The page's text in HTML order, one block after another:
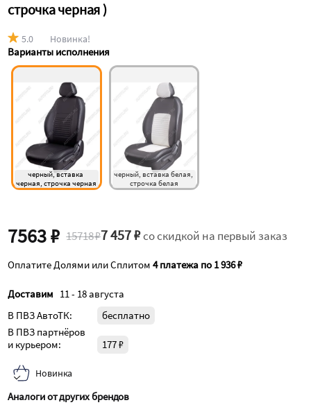
строчка черная )
5.0 Новинка!
Варианты исполнения
черный, вставка
черный, вставка белая,
строчка белая
7563 ₽ 15718 ₽7 457 ₽со скидкой на первый заказ
Оплатите Долями или Сплитом4 платежа по 1 936 ₽
Доставим 11 - 18 августа
В ПВЗ АвтоТК:
бесплатно
В ПВЗ партнёров
и курьером:
177 ₽
Новинка
Аналоги от других брендов